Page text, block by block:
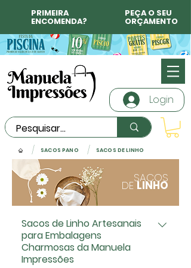
PRIMEIRA
ENCOMENDA?
PEÇA O SEU
ORÇAMENTO
Login
/ SACOS PANO / SACOS DE LINHO
SACOS
DELINHO
Sacos de Linho Artesanais
para Embalagens
Charmosas da Manuela
Impressões